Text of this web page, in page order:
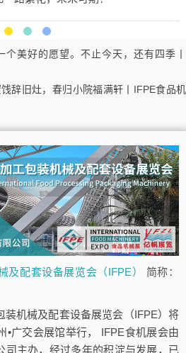
个美好的愿望。不止今天，还有四季丨
辞旧灶，春归小院福满轩丨IFPE食品机
及配套设备展览会（IFPE）
简称：
装机械及配套设备展览会（IFPE）将
•广交会展馆举行， IFPE食机展会由
司主办，经过多年的积淀与发展，已